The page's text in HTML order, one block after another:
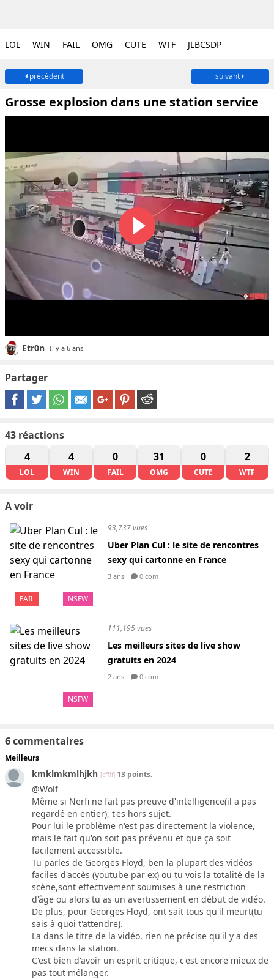
LOL WIN FAIL OMG CUTE WTF JLBCSDP
précédent suivant
Grosse explosion dans une station service
Etr0n Il y a 6 ans
Partager
43 réactions
4
LOL
4
WIN
0
FAIL
31
OMG
0
CUTE
2
WTF
A voir
FAIL NSFW
93,737 vues
Uber Plan Cul : le site de rencontres
sexy qui cartonne en France
3 ans 0 com
NSFW
111,195 vues
Les meilleurs sites de live show
gratuits en 2024
2 ans 0 com
6 commentaires
Meilleurs
kmklmkmlhjkh [cff!f] 13 points.
@Wolf
Même si Nerfi ne fait pas preuve d'intelligence(il a pas
regardé en entier), t'es hors sujet.
Pour lui le problème n'est pas directement la violence,
mais le fait qu'on soit pas prévenu et que ça soit
facilement accessible.
Tu parles de Georges Floyd, ben la plupart des vidéos
faciles d'accès (youtube par ex) ou tu vois la totalité de la
scène,sont effectivement soumises à une restriction
d'âge ou alors tu as un avertissement en début de vidéo.
De plus, pour Georges Floyd, ont sait tous qu'il meurt(tu
sais à quoi t'attendre).
La dans le titre de la vidéo, rien ne précise qu'il y a des
mecs dans la station.
C'est bien d'avoir un esprit critique, c'est encore mieux de
pas tout mélanger.